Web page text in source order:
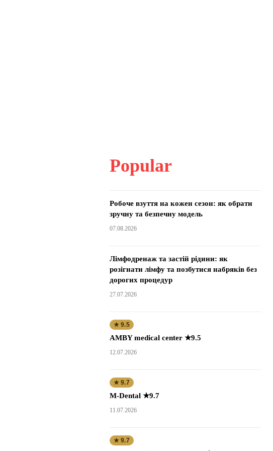
Popular
Робоче взуття на кожен сезон: як обрати
зручну та безпечну модель
07.08.2026
Лімфодренаж та застій рідини: як
розігнати лімфу та позбутися набряків без
дорогих процедур
27.07.2026
★ 9.5
AMBY medical center ★9.5
12.07.2026
★ 9.7
M-Dental ★9.7
11.07.2026
★ 9.7